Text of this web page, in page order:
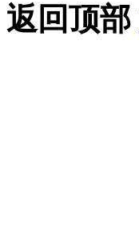
返回顶部